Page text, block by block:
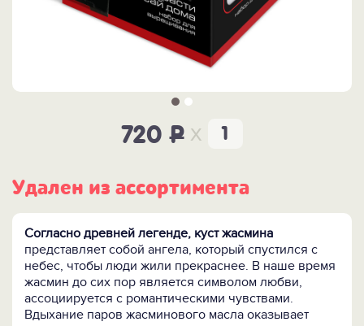
720P x
Удален из ассортимента
Согласно древней легенде, куст жасмина
представляет собой ангела, который спустился с
небес, чтобы люди жили прекраснее. В наше время
жасмин до сих пор является символом любви,
ассоциируется с романтическими чувствами.
Вдыхание паров жасминового масла оказывает